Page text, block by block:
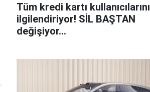
Tüm kredi kartı kullanıcılarını
ilgilendiriyor! SİL BAŞTAN
değişiyor...